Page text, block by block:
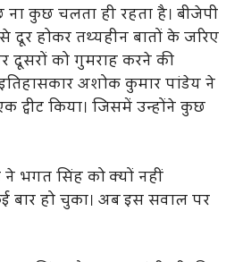
कुछ चलता ही रहता है। बीजेपी
दूर होकर तथ्यहीन बातों के जरिए
को गुमराह करने की
अशोक कुमार पांडेय ने
ट्वीट किया। जिसमें उन्होंने कुछ
ने भगत सिंह को क्यों नहीं
बार हो चुका। अब इस सवाल पर